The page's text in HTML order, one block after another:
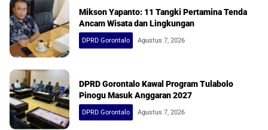
Mikson Yapanto: 11 Tangki Pertamina Tenda
Ancam Wisata dan Lingkungan
DPRD Gorontalo Agustus 7, 2026
DPRD Gorontalo Kawal Program Tulabolo
Pinogu Masuk Anggaran 2027
DPRD Gorontalo Agustus 7, 2026